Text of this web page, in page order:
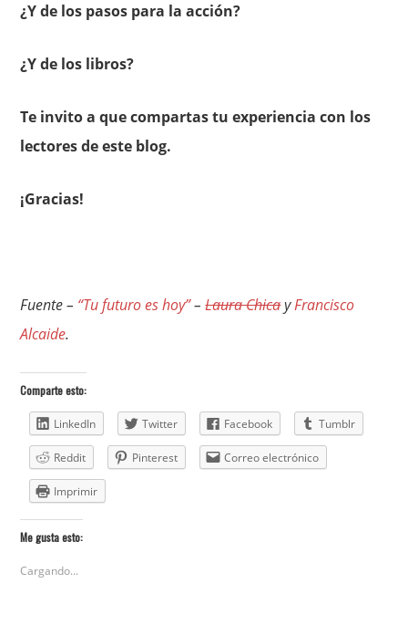
¿Y de los pasos para la acción?
¿Y de los libros?
Te invito a que compartas tu experiencia con los
lectores de este blog.
¡Gracias!
Fuente – “Tu futuro es hoy”–Laura ChicayFrancisco
Alcaide.
Comparte esto:
LinkedIn Twitter Facebook Tumblr
Reddit Pinterest Correo electrónico
Imprimir
Me gusta esto:
Cargando...